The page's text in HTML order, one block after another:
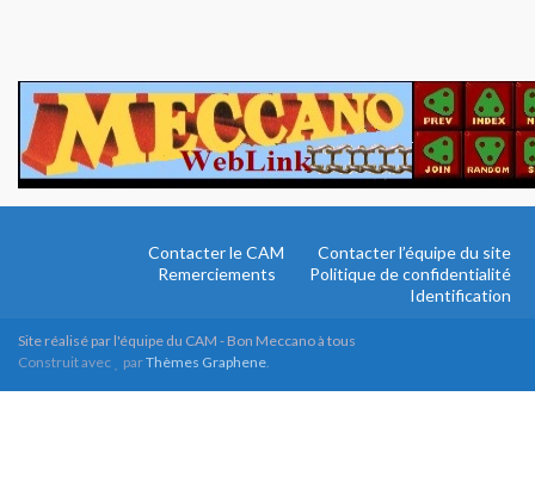
Contacter le CAM
Contacter l’équipe du site
Remerciements
Politique de confidentialité
Identification
Site réalisé par l'équipe du CAM - Bon Meccano à tous
Construit avec
parThèmes Graphene